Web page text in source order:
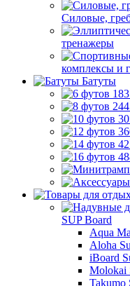
Силовые,
тренажеры
комплексы и
Батуты
SUP Board
Aqua
Aloha
iBoard
Molokai
Takumo